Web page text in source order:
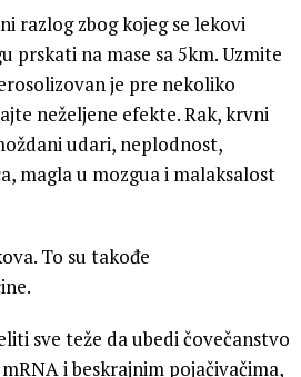
razlog zbog kojeg se lekovi
prskati na mase sa 5km. Uzmite
je pre nekoliko
neželjene efekte. Rak, krvni
udari, neplodnost,
magla u mozgua i malaksalost
To su takođe
sve teže da ubedi čovečanstvo
i beskrajnim pojačivačima,